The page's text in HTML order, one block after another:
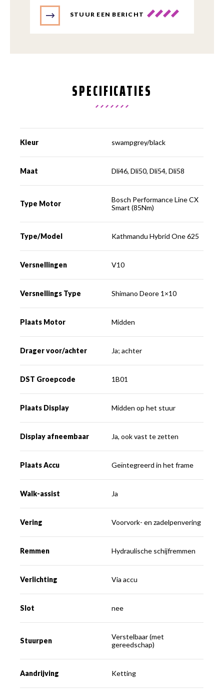
STUUR EEN BERICHT
SPECIFICATIES
Kleur swampgrey/black
Maat Dli46, Dli50, Dli54, Dli58
Type Motor
Bosch Performance Line CX
Smart (85Nm)
Type/Model Kathmandu Hybrid One 625
Versnellingen V10
Versnellings Type Shimano Deore 1×10
Plaats Motor Midden
Drager voor/achter Ja; achter
DST Groepcode 1B01
Plaats Display Midden op het stuur
Display afneembaar Ja, ook vast te zetten
Plaats Accu Geïntegreerd in het frame
Walk-assist Ja
Vering Voorvork- en zadelpenvering
Remmen Hydraulische schijfremmen
Verlichting Via accu
Slot nee
Stuurpen
Verstelbaar (met
gereedschap)
Aandrijving Ketting